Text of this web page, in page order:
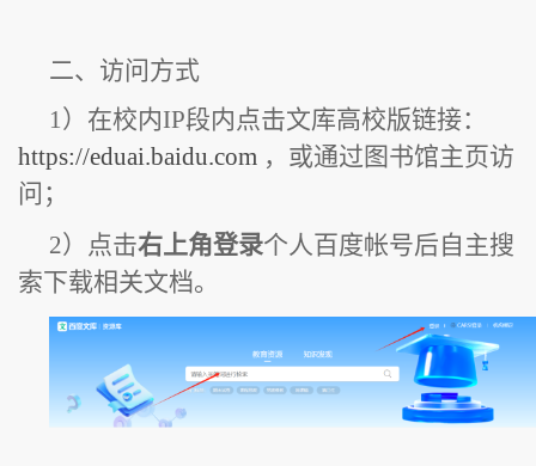
二、访问方式
1）在校内IP段内点击文库高校版链接：
https://eduai.baidu.com ，或通过图书馆主页访
问；
2）点击右上角登录个人百度帐号后自主搜
索下载相关文档。